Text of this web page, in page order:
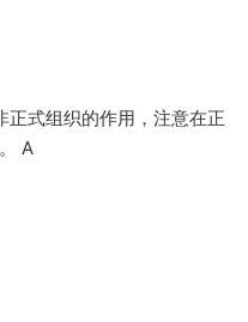
正式组织的作用，注意在正
A